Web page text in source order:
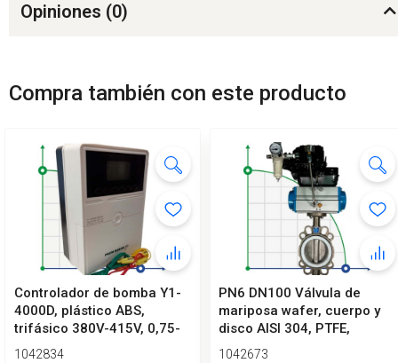
Opiniones (0)
Compra también con este producto
Controlador de bomba Y1-
4000D, plástico ABS,
trifásico 380V-415V, 0,75-
4kW
1042834
PN6 DN100 Válvula de
mariposa wafer, cuerpo y
disco AISI 304, PTFE,
Simple ef...
1042673